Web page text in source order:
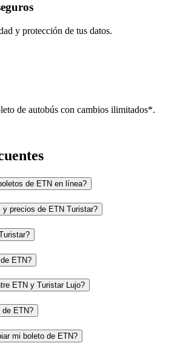
y protección de tus datos.
de autobús con cambios ilimitados*.
de ETN en línea?
precios de ETN Turistar?
ETN?
ETN y Turistar Lujo?
de ETN?
mi boleto de ETN?